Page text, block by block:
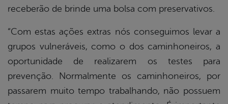
receberão de brinde uma bolsa com preservativos.
“Com estas ações extras nós conseguimos levar a
grupos vulneráveis, como o dos caminhoneiros, a
oportunidade de realizarem os testes para
prevenção. Normalmente os caminhoneiros, por
passarem muito tempo trabalhando, não possuem